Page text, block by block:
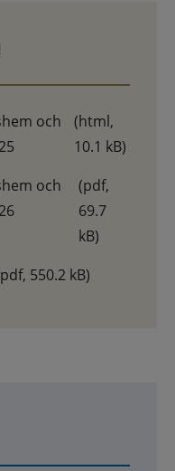
och
(html,
10.1 kB)
och
(pdf,
69.7
kB)
550.2 kB)